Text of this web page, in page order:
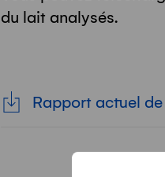
du lait analysés.
Rapport actuel